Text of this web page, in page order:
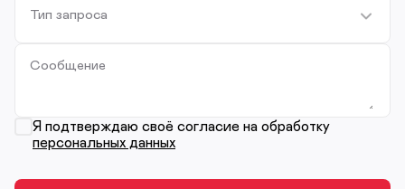
Тип запроса
Сообщение
Я подтверждаю своё согласие на обработку
персональных данных